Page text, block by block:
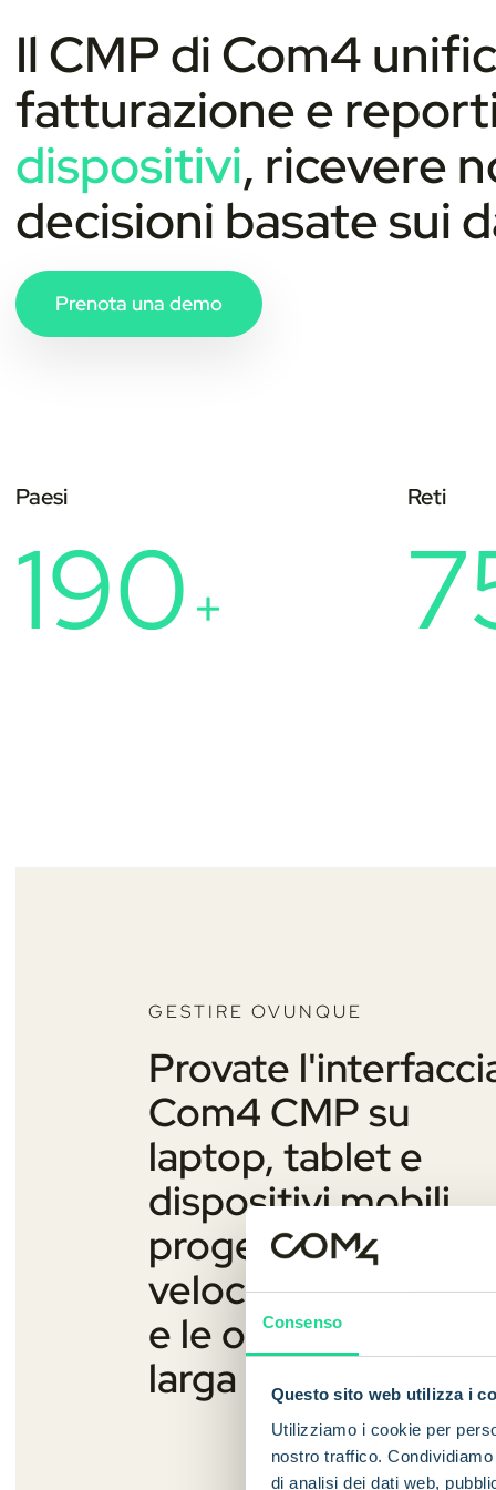
Consenso
Questo sito web utilizza i
Utilizziamo i cookie per
nostro traffico.
di analisi dei dati web,
Il CMP di Com4
fatturazione e
dispositivi, ricevere
decisioni basate sui
Prenota una demo
Paesi
190+
Reti
GESTIRE OVUNQUE
Provate
Com4 CMP su
laptop, tablet e
dispositivi mobili,
progettata per la
velocità, la
e le operazioni su
larga scala.